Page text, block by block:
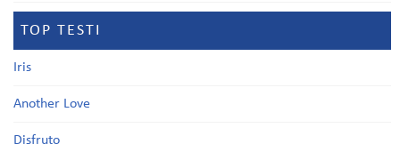
TOP TESTI
Iris
Another Love
Disfruto